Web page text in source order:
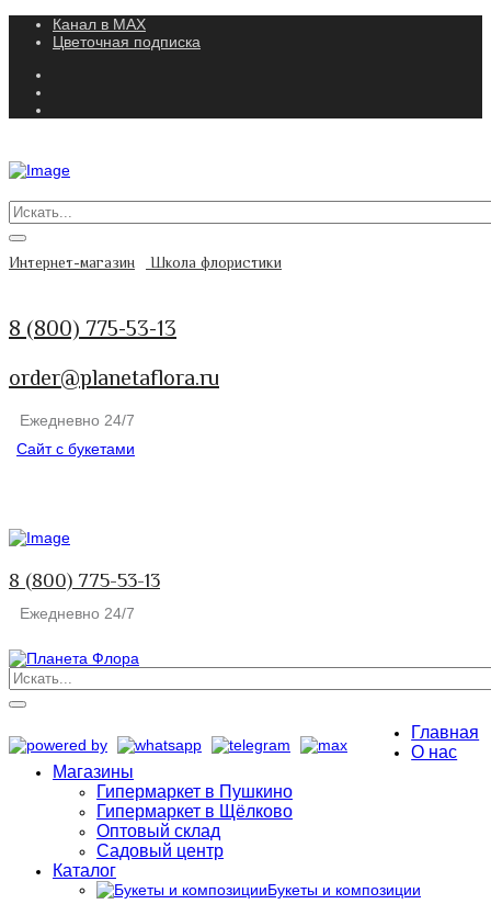
Канал в MAX
Цветочная подписка
Интернет-магазин Школа флористики
8 (800) 775-53-13
order@planetaflora.ru
Ежедневно 24/7
Сайт с букетами
8 (800) 775-53-13
Ежедневно 24/7
Главная
О нас
Магазины
Гипермаркет в Пушкино
Гипермаркет в Щёлково
Оптовый склад
Садовый центр
Каталог
Букеты и композиции